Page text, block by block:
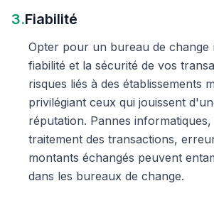
3.Fiabilité
Opter pour un bureau de change
fiabilité et la sécurité de vos
risques liés à des établissements
privilégiant ceux qui jouissent
réputation. Pannes
traitement des transactions,
montants échangés peuvent
dans les bureaux de change.